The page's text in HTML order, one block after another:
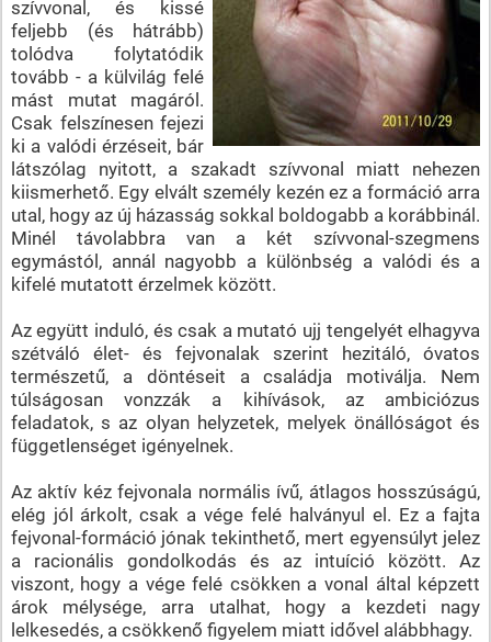
szívvonal, és kissé
feljebb (és hátrább)
tolódva folytatódik
tovább - a külvilág felé
mást mutat magáról.
Csak felszínesen fejezi
ki a valódi érzéseit, bár
látszólag nyitott, a szakadt szívvonal miatt nehezen
kiismerhető. Egy elvált személy kezén ez a formáció arra
utal, hogy az új házasság sokkal boldogabb a korábbinál.
Minél távolabbra van a két szívvonal-szegmens
egymástól, annál nagyobb a különbség a valódi és a
kifelé mutatott érzelmek között.
Az együtt induló, és csak a mutató ujj tengelyét elhagyva
szétváló élet- és fejvonalak szerint hezitáló, óvatos
természetű, a döntéseit a családja motiválja. Nem
túlságosan vonzzák a kihívások, az ambiciózus
feladatok, s az olyan helyzetek, melyek önállóságot és
függetlenséget igényelnek.
Az aktív kéz fejvonala normális ívű, átlagos hosszúságú,
elég jól árkolt, csak a vége felé halványul el. Ez a fajta
fejvonal-formáció jónak tekinthető, mert egyensúlyt jelez
a racionális gondolkodás és az intuíció között. Az
viszont, hogy a vége felé csökken a vonal által képzett
árok mélysége, arra utalhat, hogy a kezdeti nagy
lelkesedés, a csökkenő figyelem miatt idővel alábbhagy.